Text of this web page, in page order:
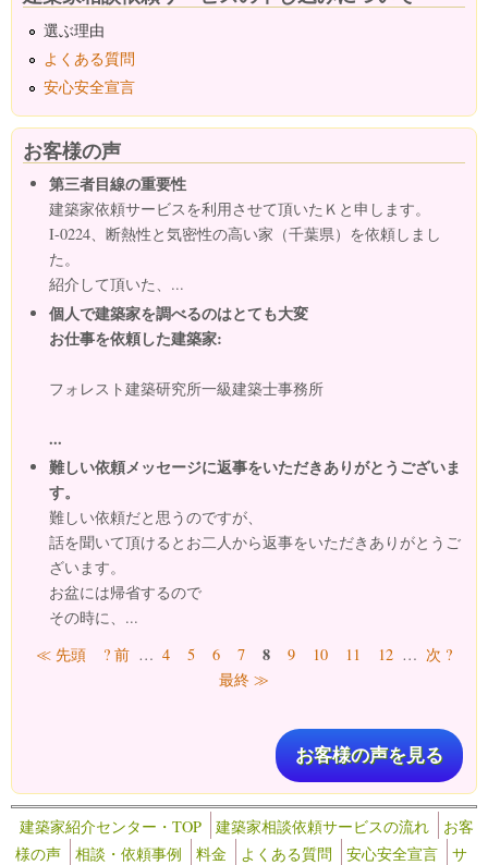
選ぶ理由
よくある質問
安心安全宣言
お客様の声
第三者目線の重要性
建築家依頼サービスを利用させて頂いたＫと申します。
I-0224、断熱性と気密性の高い家（千葉県）を依頼しまし
た。
紹介して頂いた、...
個人で建築家を調べるのはとても大変
お仕事を依頼した建築家:
フォレスト建築研究所一級建築士事務所
...
難しい依頼メッセージに返事をいただきありがとうございま
す。
難しい依頼だと思うのですが、
話を聞いて頂けるとお二人から返事をいただきありがとうご
ざいます。
お盆には帰省するので
その時に、...
ページ
≪ 先頭 ? 前 … 4 5 6 7 8 9 10 11 12 … 次 ?
最終 ≫
お客様の声を見る
建築家紹介センター・TOP 建築家相談依頼サービスの流れ
お客
様の声
相談・依頼事例 料金 よくある質問 安心安全宣言
サ